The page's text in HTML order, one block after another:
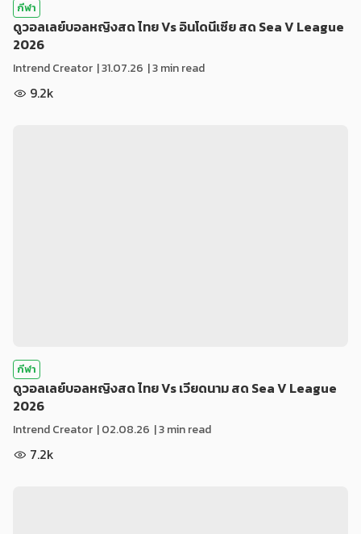
กีฬา
ดูวอลเลย์บอลหญิงสด ไทย Vs อินโดนีเซีย สด Sea V League
2026
Intrend Creator |31.07.26 | 3 min read
9.2k
กีฬา
ดูวอลเลย์บอลหญิงสด ไทย Vs เวียดนาม สด Sea V League
2026
Intrend Creator |02.08.26 | 3 min read
7.2k